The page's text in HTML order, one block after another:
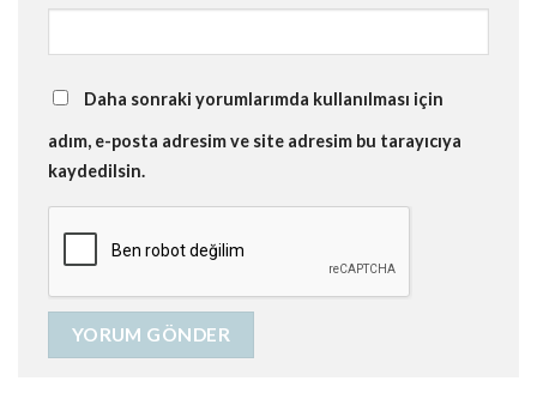
Daha sonraki yorumlarımda kullanılması için
adım, e-posta adresim ve site adresim bu tarayıcıya
kaydedilsin.